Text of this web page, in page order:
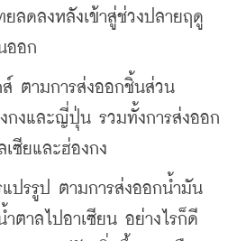
ลดลงหลังเข้าสู่ช่วงปลายฤดู
ออก
ามการส่งออกชิ้นส่วน
กงและญี่ปุ่น รวมทั้งการส่งออก
เซียและฮ่องกง
รูป ตามการส่งออกน้ำมัน
ตาลไปอาเซียน อย่างไรก็ดี